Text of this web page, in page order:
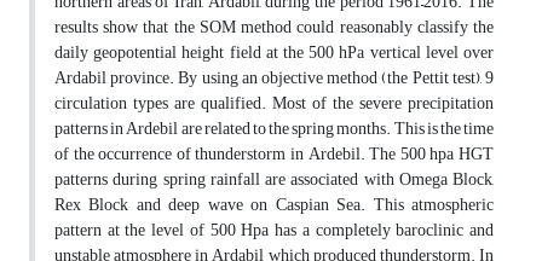
results show that the SOM method could reasonably classify the
daily geopotential height field at the 500 hPa vertical level over
Ardabil province. By using an objective method (the Pettit test), 9
circulation types are qualified. Most of the severe precipitation
patterns in Ardebil are related to the spring months. This is the time
of the occurrence of thunderstorm in Ardebil. The 500 hpa HGT
patterns during spring rainfall are associated with Omega Block,
Rex Block and deep wave on Caspian Sea. This atmospheric
pattern at the level of 500 Hpa has a completely baroclinic and